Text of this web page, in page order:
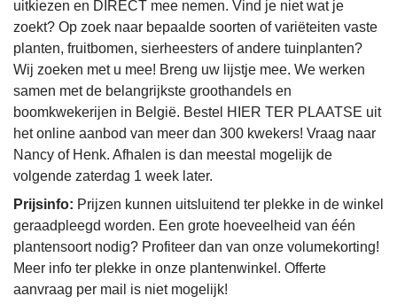
uitkiezen en DIRECT mee nemen. Vind je niet wat je
zoekt? Op zoek naar bepaalde soorten of variëteiten vaste
planten, fruitbomen, sierheesters of andere tuinplanten?
Wij zoeken met u mee! Breng uw lijstje mee. We werken
samen met de belangrijkste groothandels en
boomkwekerijen in België. Bestel HIER TER PLAATSE uit
het online aanbod van meer dan 300 kwekers! Vraag naar
Nancy of Henk. Afhalen is dan meestal mogelijk de
volgende zaterdag 1 week later.
Prijsinfo: Prijzen kunnen uitsluitend ter plekke in de winkel
geraadpleegd worden. Een grote hoeveelheid van één
plantensoort nodig? Profiteer dan van onze volumekorting!
Meer info ter plekke in onze plantenwinkel. Offerte
aanvraag per mail is niet mogelijk!